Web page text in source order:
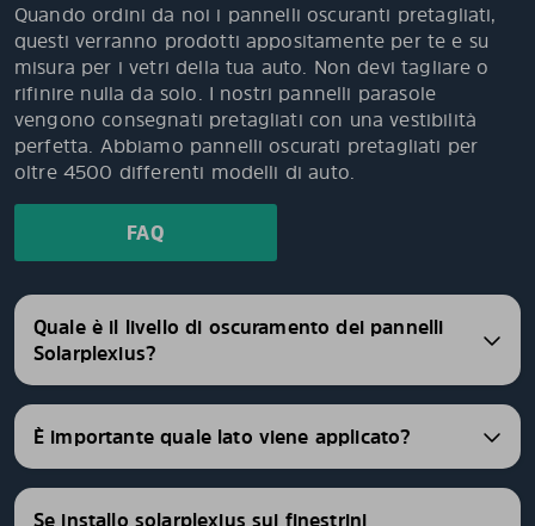
Quando ordini da noi i pannelli oscuranti pretagliati,
questi verranno prodotti appositamente per te e su
misura per i vetri della tua auto. Non devi tagliare o
rifinire nulla da solo. I nostri pannelli parasole
vengono consegnati pretagliati con una vestibilità
perfetta. Abbiamo pannelli oscurati pretagliati per
oltre 4500 differenti modelli di auto.
FAQ
Quale è il livello di oscuramento dei pannelli
Solarplexius?
È importante quale lato viene applicato?
Se installo solarplexius sui finestrini